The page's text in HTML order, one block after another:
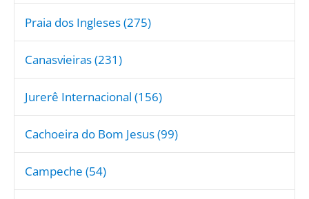
Praia dos Ingleses (275)
Canasvieiras (231)
Jurerê Internacional (156)
Cachoeira do Bom Jesus (99)
Campeche (54)